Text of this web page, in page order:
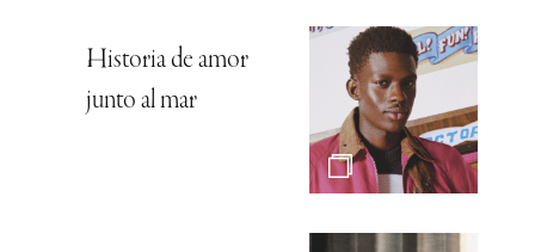
Historia de amor
junto al mar